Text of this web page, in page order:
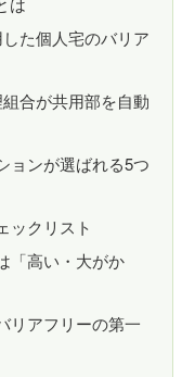
た個人宅のバリア
合が共用部を自動
ョンが選ばれる5つ
ックリスト
「高い・大がか
リアフリーの第一